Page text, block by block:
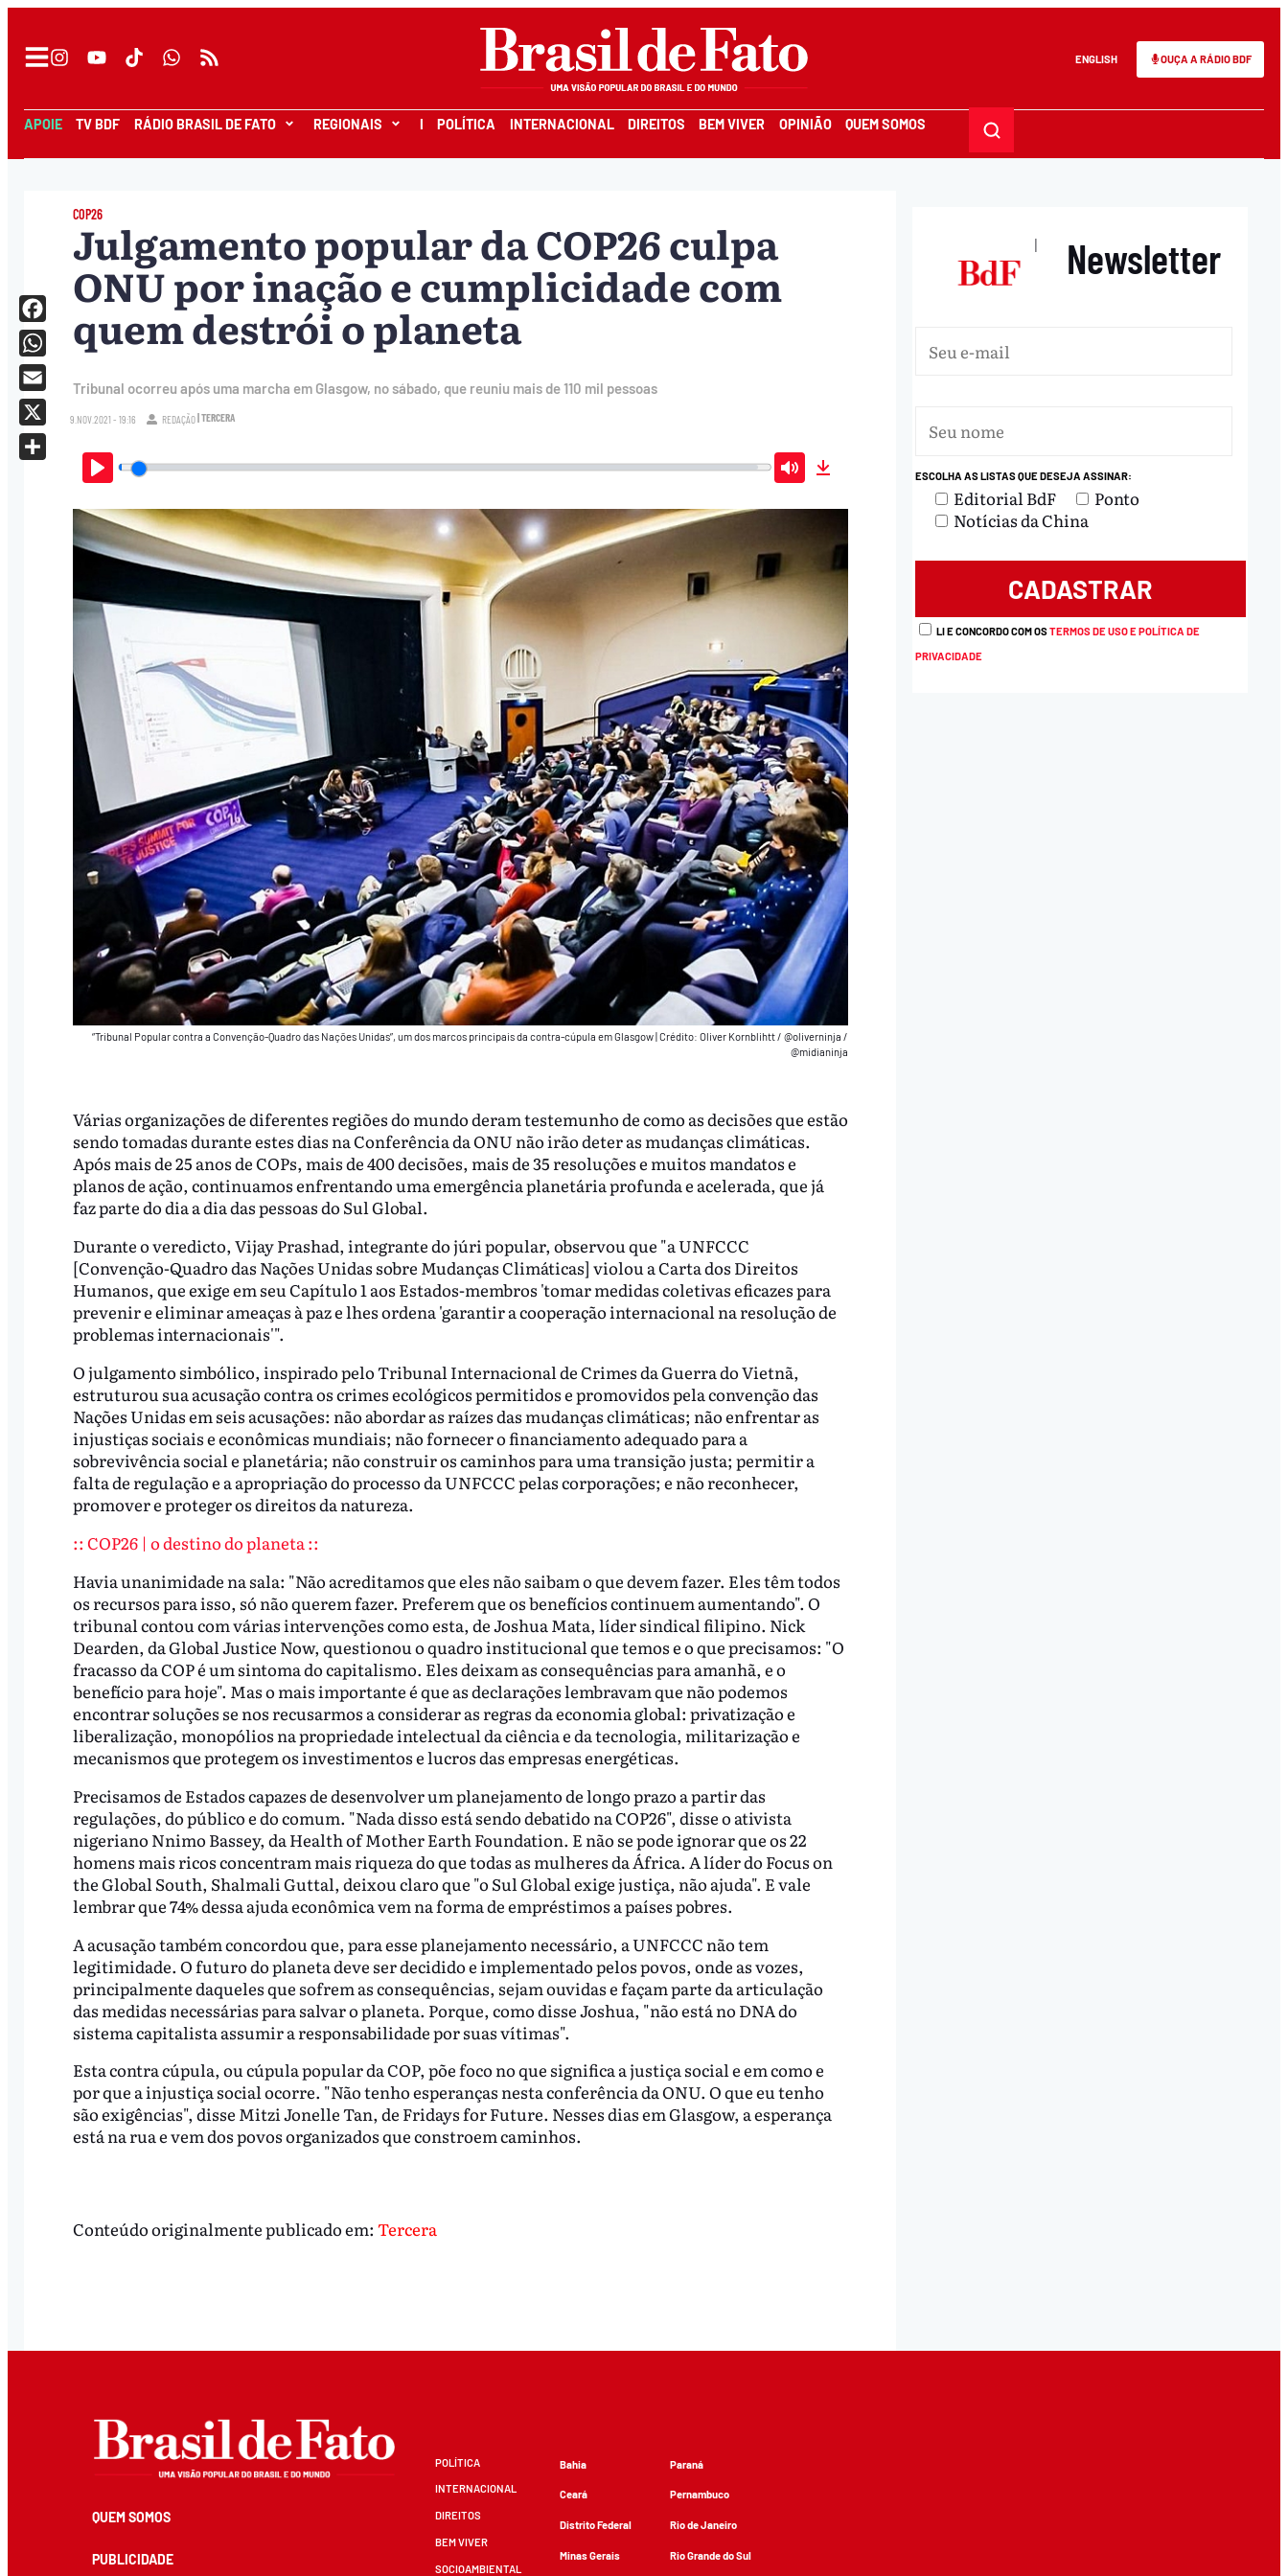
ENGLISH OUÇA A RÁDIO BDF
APOIE TV BDF RÁDIO BRASIL DE FATO REGIONAIS I POLÍTICA INTERNACIONAL DIREITOS BEM VIVER OPINIÃO QUEM SOMOS
COP26
Julgamento popular da COP26 culpa
ONU por inação e cumplicidade com
quem destrói o planeta
Tribunal ocorreu após uma marcha em Glasgow, no sábado, que reuniu mais de 110 mil pessoas
9.NOV.2021 - 19:16 REDAÇÃO| TERCERA
Play Mute
“Tribunal Popular contra a Convenção-Quadro das Nações Unidas”, um dos marcos principais da contra-cúpula em Glasgow|Crédito: Oliver Kornblihtt / @oliverninja /
@midianinja
Várias organizações de diferentes regiões do mundo deram testemunho de como as decisões que estão
sendo tomadas durante estes dias na Conferência da ONU não irão deter as mudanças climáticas.
Após mais de 25 anos de COPs, mais de 400 decisões, mais de 35 resoluções e muitos mandatos e
planos de ação, continuamos enfrentando uma emergência planetária profunda e acelerada, que já
faz parte do dia a dia das pessoas do Sul Global.
Durante o veredicto, Vijay Prashad, integrante do júri popular, observou que "a UNFCCC
[Convenção-Quadro das Nações Unidas sobre Mudanças Climáticas] violou a Carta dos Direitos
Humanos, que exige em seu Capítulo 1 aos Estados-membros 'tomar medidas coletivas eficazes para
prevenir e eliminar ameaças à paz e lhes ordena 'garantir a cooperação internacional na resolução de
problemas internacionais'".
O julgamento simbólico, inspirado pelo Tribunal Internacional de Crimes da Guerra do Vietnã,
estruturou sua acusação contra os crimes ecológicos permitidos e promovidos pela convenção das
Nações Unidas em seis acusações: não abordar as raízes das mudanças climáticas; não enfrentar as
injustiças sociais e econômicas mundiais; não fornecer o financiamento adequado para a
sobrevivência social e planetária; não construir os caminhos para uma transição justa; permitir a
falta de regulação e a apropriação do processo da UNFCCC pelas corporações; e não reconhecer,
promover e proteger os direitos da natureza.
:: COP26 | o destino do planeta ::
Havia unanimidade na sala: "Não acreditamos que eles não saibam o que devem fazer. Eles têm todos
os recursos para isso, só não querem fazer. Preferem que os benefícios continuem aumentando". O
tribunal contou com várias intervenções como esta, de Joshua Mata, líder sindical filipino. Nick
Dearden, da Global Justice Now, questionou o quadro institucional que temos e o que precisamos: "O
fracasso da COP é um sintoma do capitalismo. Eles deixam as consequências para amanhã, e o
benefício para hoje". Mas o mais importante é que as declarações lembravam que não podemos
encontrar soluções se nos recusarmos a considerar as regras da economia global: privatização e
liberalização, monopólios na propriedade intelectual da ciência e da tecnologia, militarização e
mecanismos que protegem os investimentos e lucros das empresas energéticas.
Precisamos de Estados capazes de desenvolver um planejamento de longo prazo a partir das
regulações, do público e do comum. "Nada disso está sendo debatido na COP26", disse o ativista
nigeriano Nnimo Bassey, da Health of Mother Earth Foundation. E não se pode ignorar que os 22
homens mais ricos concentram mais riqueza do que todas as mulheres da África. A líder do Focus on
the Global South, Shalmali Guttal, deixou claro que "o Sul Global exige justiça, não ajuda". E vale
lembrar que 74% dessa ajuda econômica vem na forma de empréstimos a países pobres.
A acusação também concordou que, para esse planejamento necessário, a UNFCCC não tem
legitimidade. O futuro do planeta deve ser decidido e implementado pelos povos, onde as vozes,
principalmente daqueles que sofrem as consequências, sejam ouvidas e façam parte da articulação
das medidas necessárias para salvar o planeta. Porque, como disse Joshua, "não está no DNA do
sistema capitalista assumir a responsabilidade por suas vítimas".
Esta contra cúpula, ou cúpula popular da COP, põe foco no que significa a justiça social e em como e
por que a injustiça social ocorre. "Não tenho esperanças nesta conferência da ONU. O que eu tenho
são exigências", disse Mitzi Jonelle Tan, de Fridays for Future. Nesses dias em Glasgow, a esperança
está na rua e vem dos povos organizados que constroem caminhos.
Facebook
WhatsApp
Email
X
Conteúdo originalmente publicado em: Tercera
| Newsletter
ESCOLHA AS LISTAS QUE DESEJA ASSINAR:
Editorial BdF
Ponto
Notícias da China
LI E CONCORDO COM OSTERMOS DE USO E POLÍTICA DE
PRIVACIDADE
QUEM SOMOS
PUBLICIDADE
POLÍTICA
INTERNACIONAL
DIREITOS
BEM VIVER
SOCIOAMBIENTAL
Bahia
Ceará
Distrito Federal
Minas Gerais
Paraná
Pernambuco
Rio de Janeiro
Rio Grande do Sul